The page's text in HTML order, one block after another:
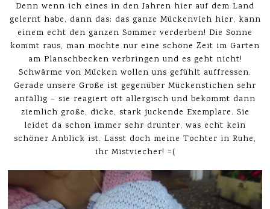
Denn wenn ich eines in den Jahren hier auf dem Land
gelernt habe, dann das: das ganze Mückenvieh hier, kann
einem echt den ganzen Sommer verderben! Die Sonne
kommt raus, man möchte nur eine schöne Zeit im Garten
am Planschbecken verbringen und es geht nicht!
Schwärme von Mücken wollen uns gefühlt auffressen.
Gerade unsere Große ist gegenüber Mückenstichen sehr
anfällig – sie reagiert oft allergisch und bekommt dann
ziemlich große, dicke, stark juckende Exemplare. Sie
leidet da schon immer sehr drunter, was echt kein
schöner Anblick ist. Lasst doch meine Tochter in Ruhe,
ihr Mistviecher! =(